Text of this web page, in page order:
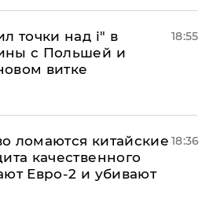
точки над і" в
с Польшей и
витке
18:55
ломаются китайские
качественного
Евро-2 и убивают
18:36